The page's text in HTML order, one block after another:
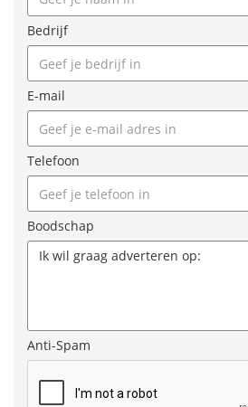
Bedrijf
E-mail
Telefoon
Boodschap
Anti-Spam